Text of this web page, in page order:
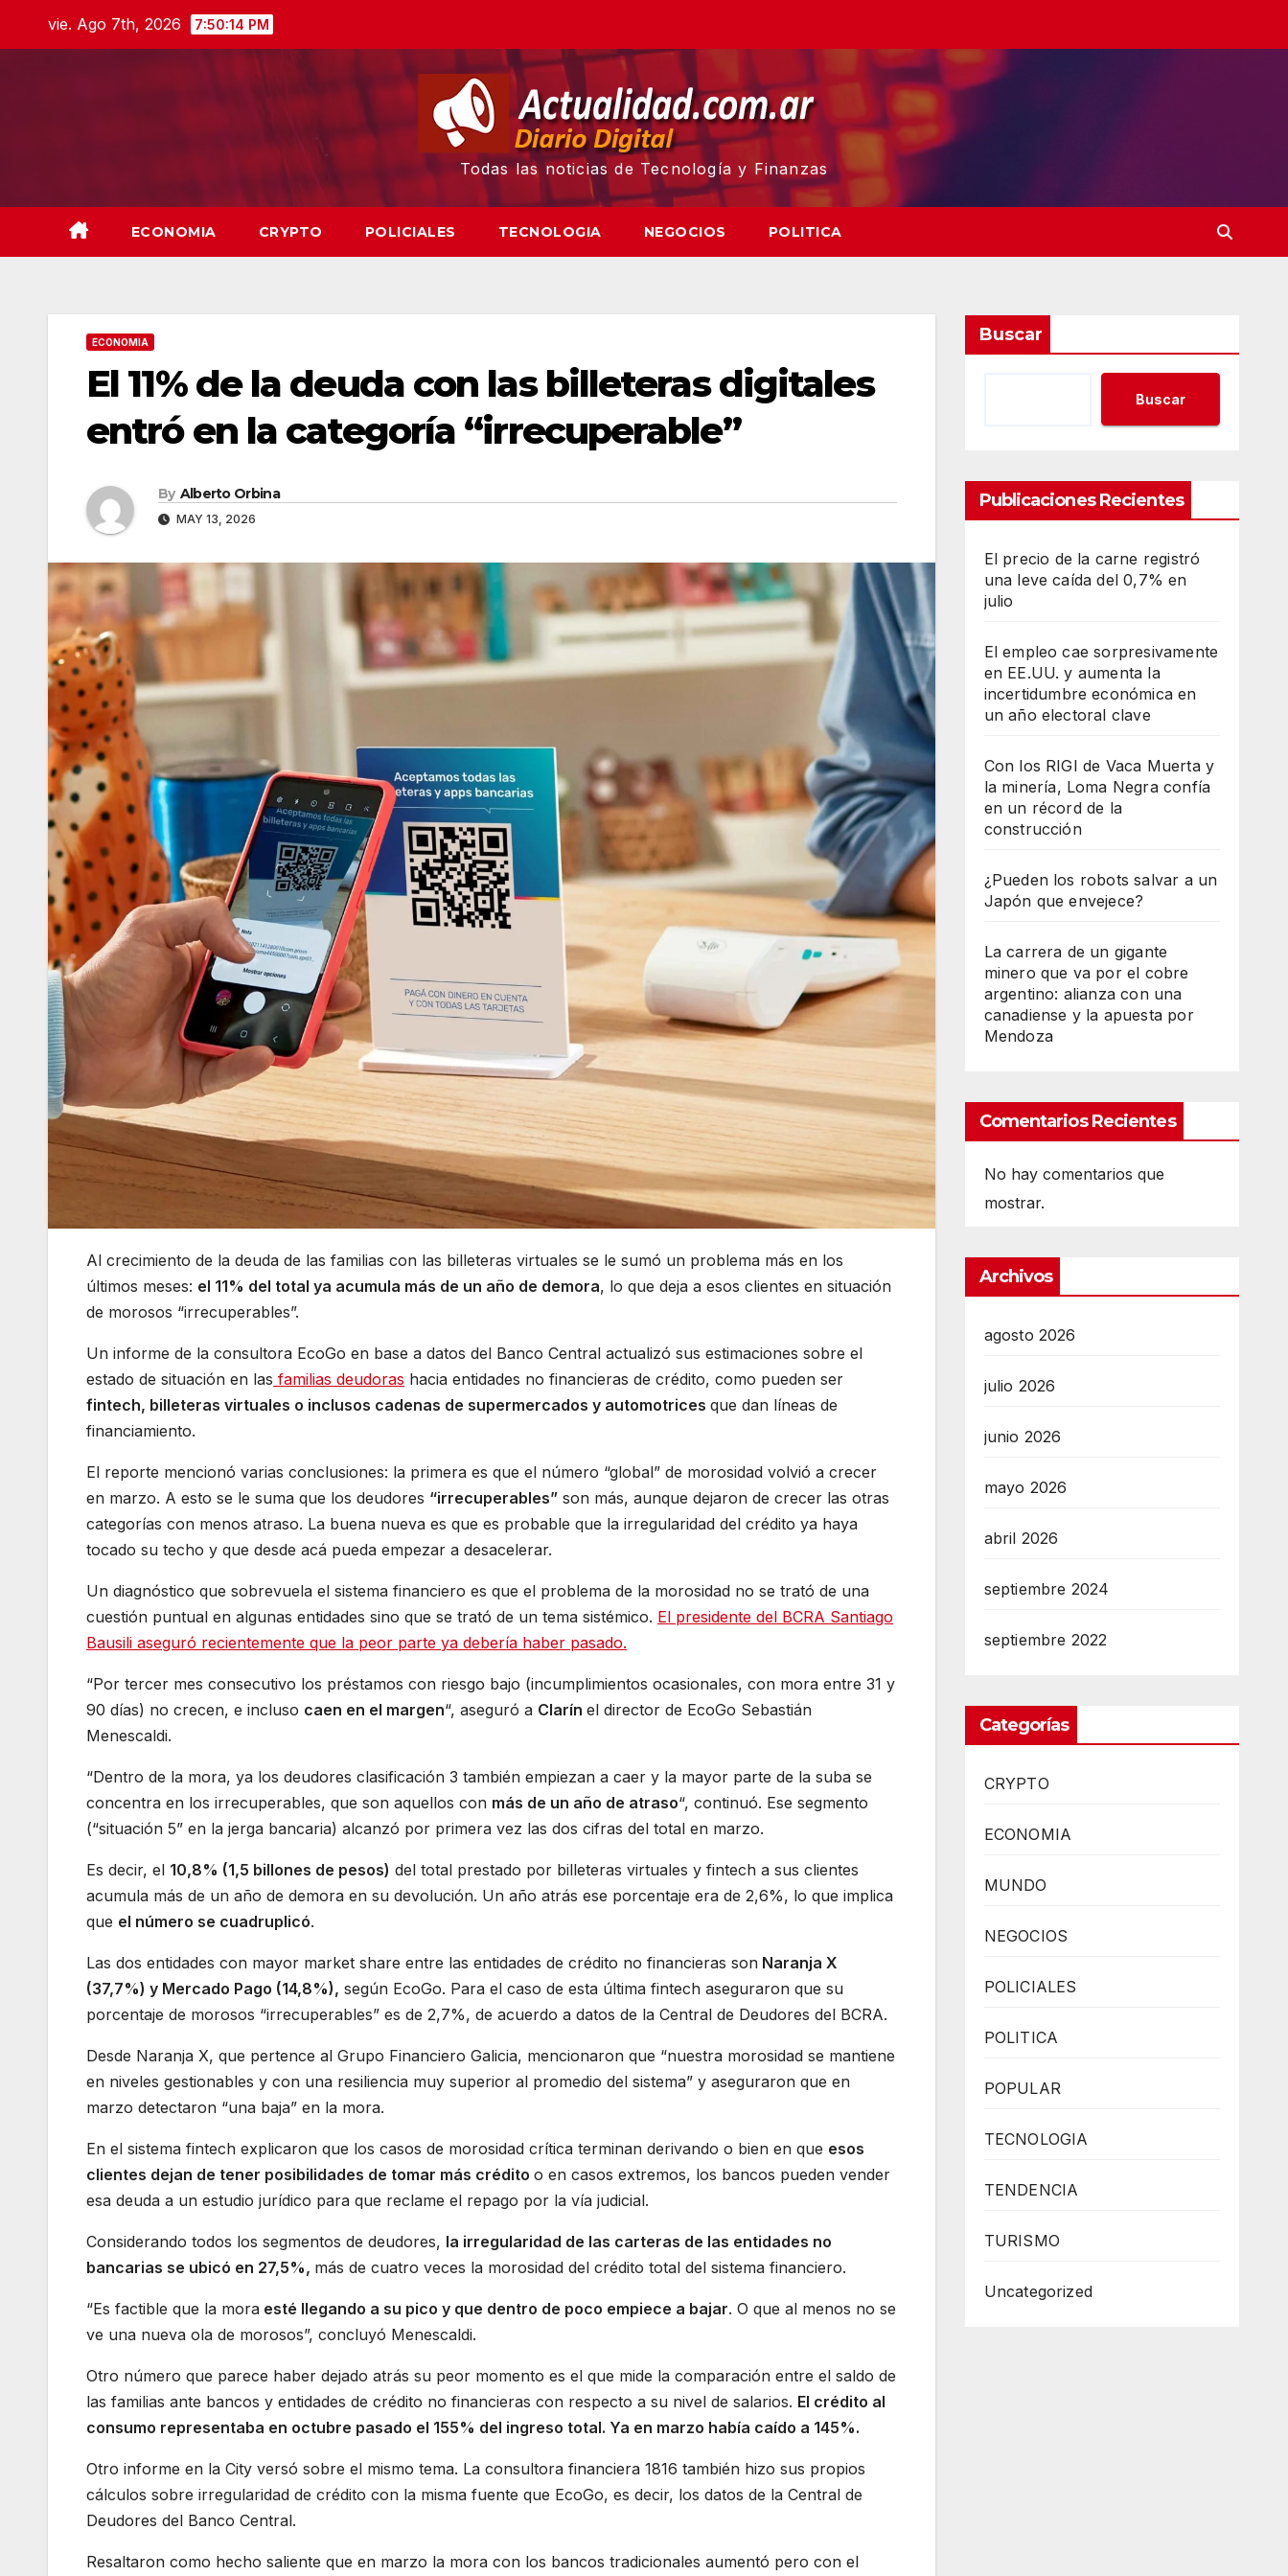
vie. Ago 7th, 2026 7:50:15 PM
Todas las noticias de Tecnología y Finanzas
ECONOMIA CRYPTO POLICIALES TECNOLOGIA NEGOCIOS POLITICA
ECONOMIA
El 11% de la deuda con las billeteras digitales
entró en la categoría “irrecuperable”
By Alberto Orbina
MAY 13, 2026
Al crecimiento de la deuda de las familias con las billeteras virtuales se le sumó un problema más en los
últimos meses: el 11% del total ya acumula más de un año de demora, lo que deja a esos clientes en situación
de morosos “irrecuperables”.
Un informe de la consultora EcoGo en base a datos del Banco Central actualizó sus estimaciones sobre el
estado de situación en las familias deudoras hacia entidades no financieras de crédito, como pueden ser
fintech, billeteras virtuales o inclusos cadenas de supermercados y automotrices que dan líneas de
financiamiento.
El reporte mencionó varias conclusiones: la primera es que el número “global” de morosidad volvió a crecer
en marzo. A esto se le suma que los deudores “irrecuperables” son más, aunque dejaron de crecer las otras
categorías con menos atraso. La buena nueva es que es probable que la irregularidad del crédito ya haya
tocado su techo y que desde acá pueda empezar a desacelerar.
Un diagnóstico que sobrevuela el sistema financiero es que el problema de la morosidad no se trató de una
cuestión puntual en algunas entidades sino que se trató de un tema sistémico. El presidente del BCRA Santiago
Bausili aseguró recientemente que la peor parte ya debería haber pasado.
“Por tercer mes consecutivo los préstamos con riesgo bajo (incumplimientos ocasionales, con mora entre 31 y
90 días) no crecen, e incluso caen en el margen“, aseguró a Clarín el director de EcoGo Sebastián
Menescaldi.
“Dentro de la mora, ya los deudores clasificación 3 también empiezan a caer y la mayor parte de la suba se
concentra en los irrecuperables, que son aquellos con más de un año de atraso“, continuó. Ese segmento
(“situación 5” en la jerga bancaria) alcanzó por primera vez las dos cifras del total en marzo.
Es decir, el 10,8% (1,5 billones de pesos) del total prestado por billeteras virtuales y fintech a sus clientes
acumula más de un año de demora en su devolución. Un año atrás ese porcentaje era de 2,6%, lo que implica
que el número se cuadruplicó.
Las dos entidades con mayor market share entre las entidades de crédito no financieras son Naranja X
(37,7%) y Mercado Pago (14,8%), según EcoGo. Para el caso de esta última fintech aseguraron que su
porcentaje de morosos “irrecuperables” es de 2,7%, de acuerdo a datos de la Central de Deudores del BCRA.
Desde Naranja X, que pertence al Grupo Financiero Galicia, mencionaron que “nuestra morosidad se mantiene
en niveles gestionables y con una resiliencia muy superior al promedio del sistema” y aseguraron que en
marzo detectaron “una baja” en la mora.
En el sistema fintech explicaron que los casos de morosidad crítica terminan derivando o bien en que esos
clientes dejan de tener posibilidades de tomar más crédito o en casos extremos, los bancos pueden vender
esa deuda a un estudio jurídico para que reclame el repago por la vía judicial.
Considerando todos los segmentos de deudores, la irregularidad de las carteras de las entidades no
bancarias se ubicó en 27,5%, más de cuatro veces la morosidad del crédito total del sistema financiero.
“Es factible que la mora esté llegando a su pico y que dentro de poco empiece a bajar. O que al menos no se
ve una nueva ola de morosos”, concluyó Menescaldi.
Otro número que parece haber dejado atrás su peor momento es el que mide la comparación entre el saldo de
las familias ante bancos y entidades de crédito no financieras con respecto a su nivel de salarios. El crédito al
consumo representaba en octubre pasado el 155% del ingreso total. Ya en marzo había caído a 145%.
Otro informe en la City versó sobre el mismo tema. La consultora financiera 1816 también hizo sus propios
cálculos sobre irregularidad de crédito con la misma fuente que EcoGo, es decir, los datos de la Central de
Deudores del Banco Central.
Resaltaron como hecho saliente que en marzo la mora con los bancos tradicionales aumentó pero con el
Buscar
Buscar
Publicaciones Recientes
El precio de la carne registró
una leve caída del 0,7% en
julio
El empleo cae sorpresivamente
en EE.UU. y aumenta la
incertidumbre económica en
un año electoral clave
Con los RIGI de Vaca Muerta y
la minería, Loma Negra confía
en un récord de la
construcción
¿Pueden los robots salvar a un
Japón que envejece?
La carrera de un gigante
minero que va por el cobre
argentino: alianza con una
canadiense y la apuesta por
Mendoza
Comentarios Recientes
No hay comentarios que
mostrar.
Archivos
agosto 2026
julio 2026
junio 2026
mayo 2026
abril 2026
septiembre 2024
septiembre 2022
Categorías
CRYPTO
ECONOMIA
MUNDO
NEGOCIOS
POLICIALES
POLITICA
POPULAR
TECNOLOGIA
TENDENCIA
TURISMO
Uncategorized